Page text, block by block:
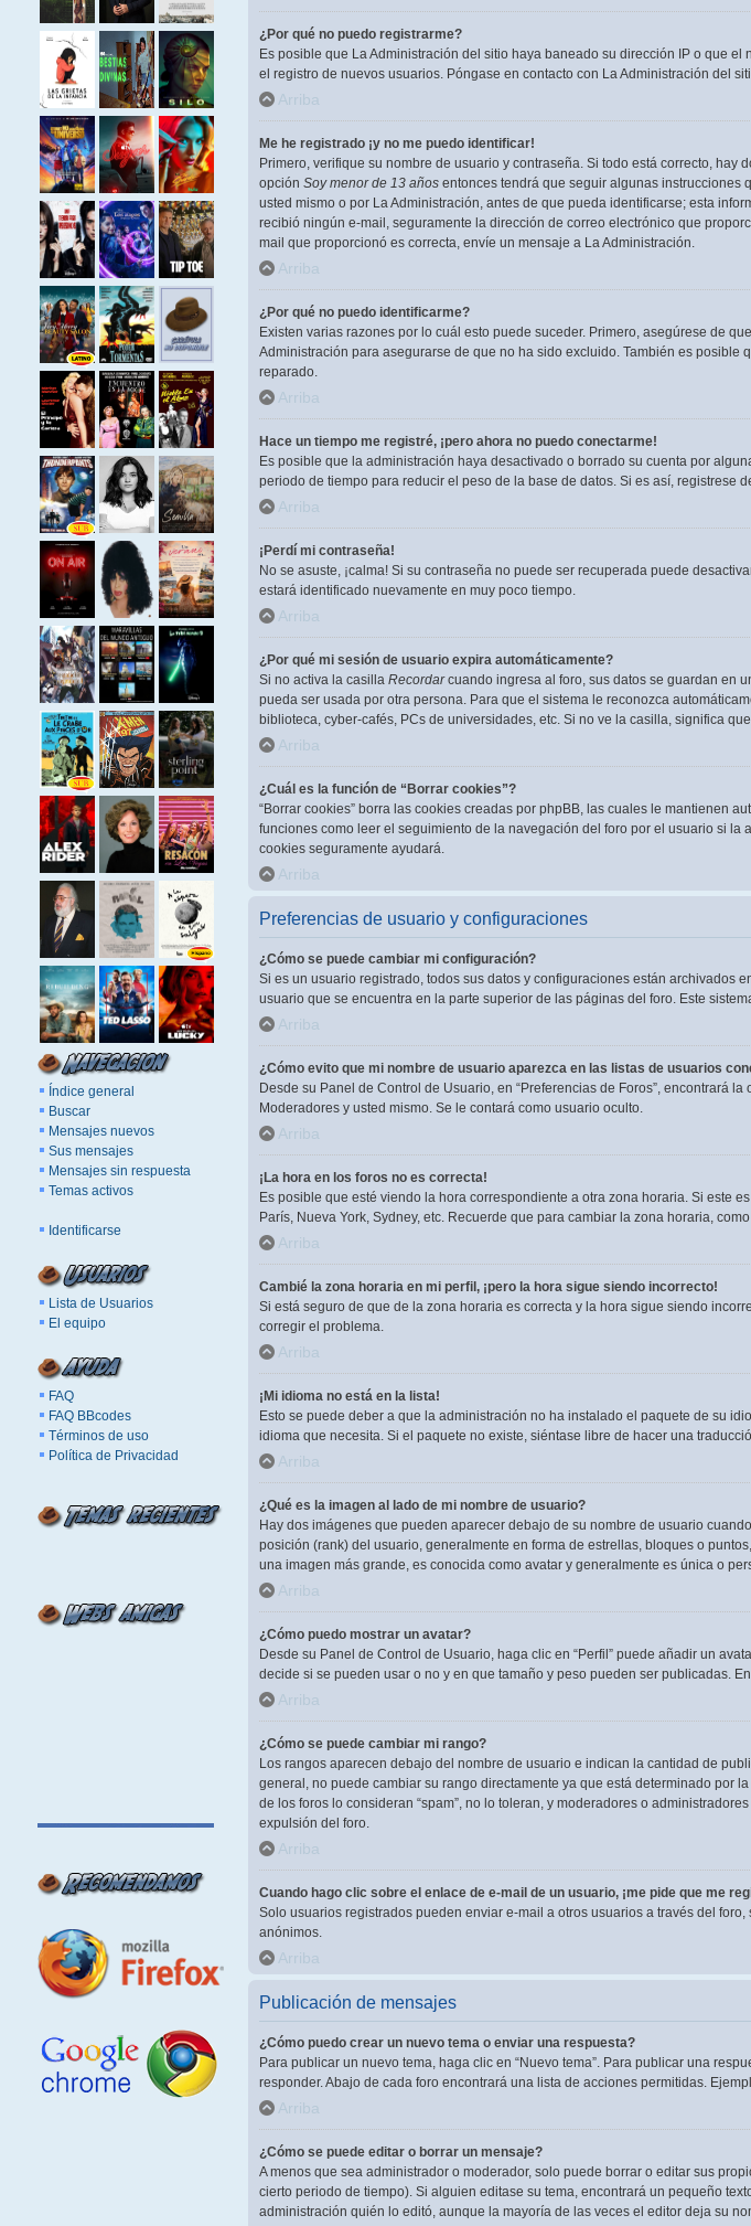
Índice general
Buscar
Mensajes nuevos
Sus mensajes
Mensajes sin respuesta
Temas activos
Identificarse
Lista de Usuarios
El equipo
FAQ
FAQ BBcodes
Términos de uso
Política de Privacidad
¿Por qué no puedo registrarme?
Es posible que La Administración del sitio haya baneado su dirección IP o que
el registro de nuevos usuarios. Póngase en contacto con La Administración del
Arriba
Me he registrado ¡y no me puedo identificar!
Primero, verifique su nombre de usuario y contraseña. Si todo está correcto,
opción Soy menor de 13 añosentonces tendrá que seguir algunas instrucciones
usted mismo o por La Administración, antes de que pueda identificarse; esta
recibió ningún e-mail, seguramente la dirección de correo electrónico que
mail que proporcionó es correcta, envíe un mensaje a La Administración.
Arriba
¿Por qué no puedo identificarme?
Existen varias razones por lo cuál esto puede suceder. Primero, asegúrese de
Administración para asegurarse de que no ha sido excluido. También es
reparado.
Arriba
Hace un tiempo me registré, ¡pero ahora no puedo conectarme!
Es posible que la administración haya desactivado o borrado su cuenta por
periodo de tiempo para reducir el peso de la base de datos. Si es así, registrese
Arriba
¡Perdí mi contraseña!
No se asuste, ¡calma! Si su contraseña no puede ser recuperada puede
estará identificado nuevamente en muy poco tiempo.
Arriba
¿Por qué mi sesión de usuario expira automáticamente?
Si no activa la casilla Recordarcuando ingresa al foro, sus datos se guardan en
pueda ser usada por otra persona. Para que el sistema le reconozca
biblioteca, cyber-cafés, PCs de universidades, etc. Si no ve la casilla, significa
Arriba
¿Cuál es la función de “Borrar cookies”?
“Borrar cookies” borra las cookies creadas por phpBB, las cuales le mantienen
funciones como leer el seguimiento de la navegación del foro por el usuario si
cookies seguramente ayudará.
Arriba
Preferencias de usuario y configuraciones
¿Cómo se puede cambiar mi configuración?
Si es un usuario registrado, todos sus datos y configuraciones están archivados
usuario que se encuentra en la parte superior de las páginas del foro. Este
Arriba
¿Cómo evito que mi nombre de usuario aparezca en las listas de usuarios
Desde su Panel de Control de Usuario, en “Preferencias de Foros”, encontrará la
Moderadores y usted mismo. Se le contará como usuario oculto.
Arriba
¡La hora en los foros no es correcta!
Es posible que esté viendo la hora correspondiente a otra zona horaria. Si este
París, Nueva York, Sydney, etc. Recuerde que para cambiar la zona horaria,
Arriba
Cambié la zona horaria en mi perfil, ¡pero la hora sigue siendo incorrecto!
Si está seguro de que de la zona horaria es correcta y la hora sigue siendo
corregir el problema.
Arriba
¡Mi idioma no está en la lista!
Esto se puede deber a que la administración no ha instalado el paquete de su
idioma que necesita. Si el paquete no existe, siéntase libre de hacer una
Arriba
¿Qué es la imagen al lado de mi nombre de usuario?
Hay dos imágenes que pueden aparecer debajo de su nombre de usuario
posición (rank) del usuario, generalmente en forma de estrellas, bloques o
una imagen más grande, es conocida como avatar y generalmente es única o
Arriba
¿Cómo puedo mostrar un avatar?
Desde su Panel de Control de Usuario, haga clic en “Perfil” puede añadir un
decide si se pueden usar o no y en que tamaño y peso pueden ser publicadas.
Arriba
¿Cómo se puede cambiar mi rango?
Los rangos aparecen debajo del nombre de usuario e indican la cantidad de
general, no puede cambiar su rango directamente ya que está determinado por
de los foros lo consideran “spam”, no lo toleran, y moderadores o
expulsión del foro.
Arriba
Cuando hago clic sobre el enlace de e-mail de un usuario, ¡me pide que me
Solo usuarios registrados pueden enviar e-mail a otros usuarios a través del
anónimos.
Arriba
Publicación de mensajes
¿Cómo puedo crear un nuevo tema o enviar una respuesta?
Para publicar un nuevo tema, haga clic en “Nuevo tema”. Para publicar una
responder. Abajo de cada foro encontrará una lista de acciones permitidas.
Arriba
¿Cómo se puede editar o borrar un mensaje?
A menos que sea administrador o moderador, solo puede borrar o editar sus
cierto periodo de tiempo). Si alguien editase su tema, encontrará un pequeño
administración quién lo editó, aunque la mayoría de las veces el editor deja su